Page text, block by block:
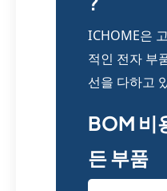
ICHOME은
적인 전자 부
선을 다하고
BOM 비
든 부품